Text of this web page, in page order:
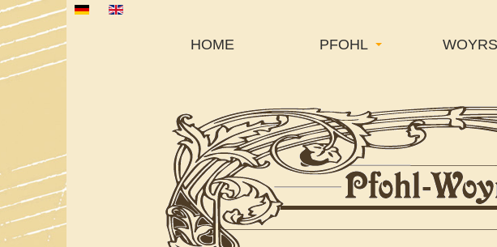
Sprache auswählen
HOME PFOHL